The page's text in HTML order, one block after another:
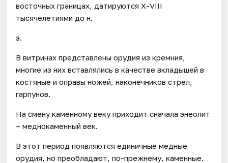
восточных границах, датируются Х-VIII
тысячелетиями до н.
э.
В витринах представлены орудия из кремния,
многие из них вставлялись в качестве вкладышей в
костяные и оправы ножей, наконечников стрел,
гарпунов.
На смену каменному веку приходит сначала энеолит
– меднокаменный век.
В этот период появляются единичные медные
орудия, но преобладают, по-прежнему, каменные.